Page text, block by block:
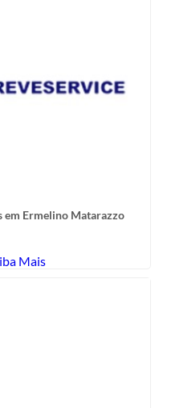
em Ermelino Matarazzo
Mais